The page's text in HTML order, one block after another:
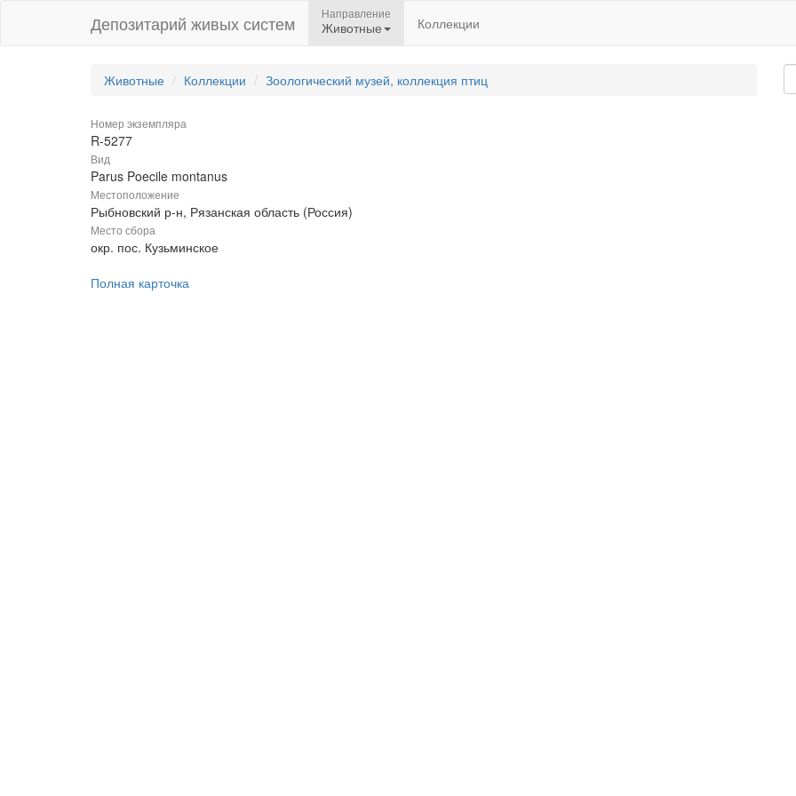
Депозитарий живых систем Направление
Животные Коллекции
Животные Коллекции Зоологический музей, коллекция птиц
Номер экземпляра
R-5277
Вид
Parus Poecile montanus
Местоположение
Рыбновский р-н, Рязанская область (Россия)
Место сбора
окр. пос. Кузьминское
Полная карточка